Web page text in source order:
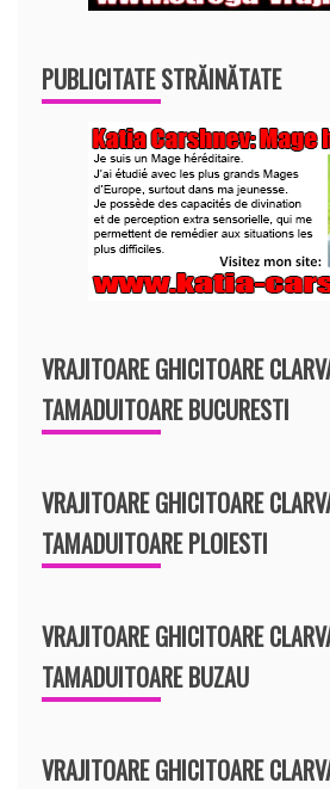
PUBLICITATE STRĂINĂTATE
VRAJITOARE GHICITOARE
TAMADUITOARE BUCURESTI
VRAJITOARE GHICITOARE
TAMADUITOARE PLOIESTI
VRAJITOARE GHICITOARE
TAMADUITOARE BUZAU
VRAJITOARE GHICITOARE